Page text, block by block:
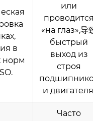
в
норм
или
проводится
«на глаз»,导致
быстрый
выход из
строя
подшипников
и двигателя.
Часто